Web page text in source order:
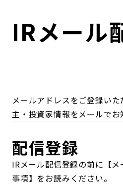
コンプライアンス
コンダクト向上の取組み
関連事業
個人投資家のみなさまへ
財務情報・IR資料
IRカレンダー
担当役員メッセージ
持続可能な金融のフレームワーク
社会
IRメール
メールアドレスをご登録い
主・投資家情報をメールでお
配信登録
IRメール配信登録の前に【
事項】をお読みください。